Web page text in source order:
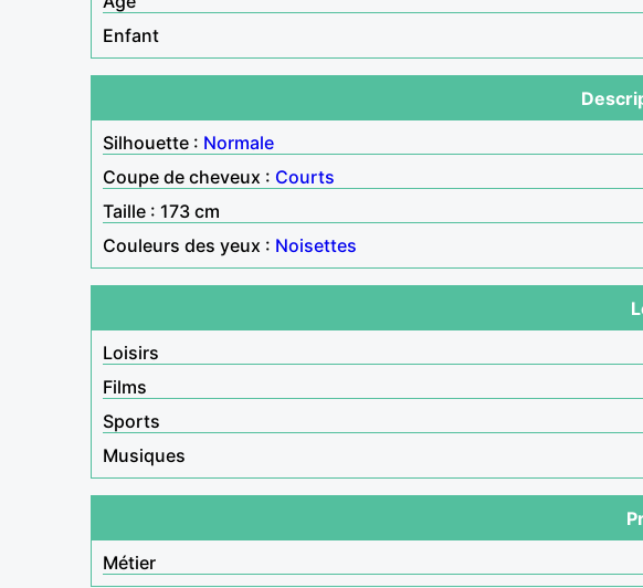
Enfant
Silhouette : Normale
Coupe de cheveux : Courts
Taille : 173 cm
Couleurs des yeux : Noisettes
Loisirs
Films
Sports
Musiques
Métier